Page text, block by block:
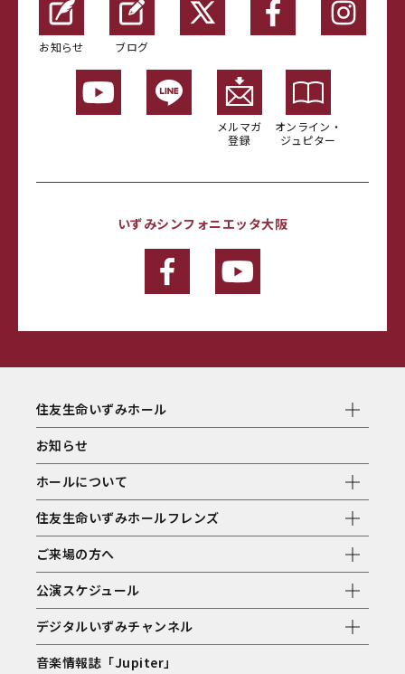
お知らせ ブログ
メルマガ
登録
オンライン・
ジュピター
いずみシンフォニエッタ大阪
住友生命いずみホール
お知らせ
ホールについて
住友生命いずみホールフレンズ
ご来場の方へ
公演スケジュール
デジタルいずみチャンネル
音楽情報誌「Jupiter」